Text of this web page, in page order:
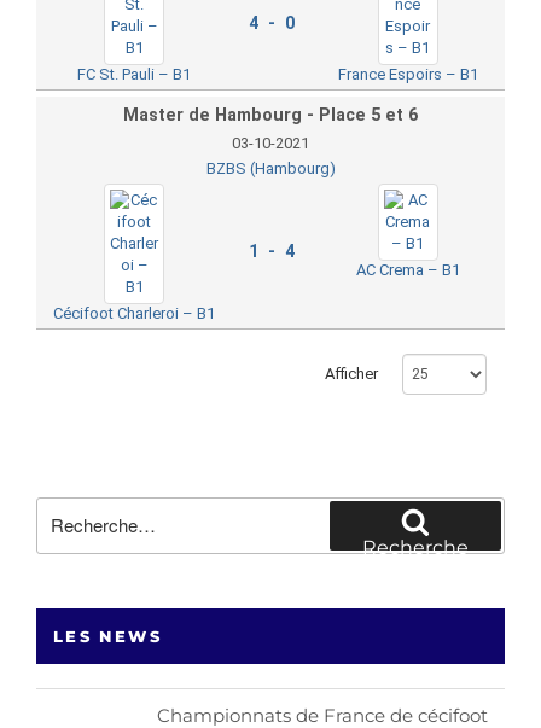
FC St. Pauli – B1
4 - 0
France Espoirs – B1
Master de Hambourg - Place 5 et 6
03-10-2021
BZBS (Hambourg)
Cécifoot Charleroi – B1
1 - 4
AC Crema – B1
Afficher
pour
Recherche
LES NEWS
Championnats de France de cécifoot